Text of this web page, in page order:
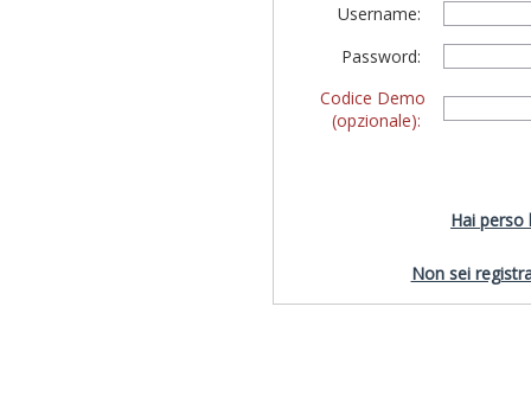
Username:
Password:
Codice Demo
(opzionale):
Hai perso
Non sei